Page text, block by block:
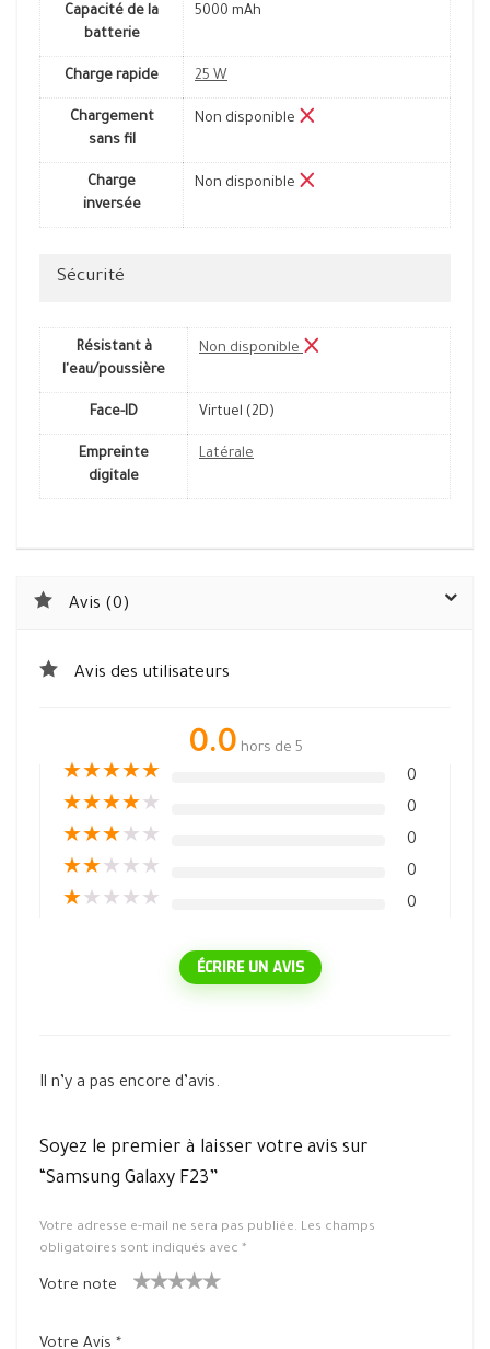
Capacité de la
batterie
5000 mAh
Charge rapide 25 W
Chargement
sans fil
Non disponible
Charge
inversée
Non disponible
Sécurité
Résistant à
l'eau/poussière
Non disponible
Face-ID Virtuel (2D)
Empreinte
digitale
Latérale
Avis (0)
Avis des utilisateurs
0.0 hors de 5
★★★★★ 0
★★★★★ 0
★★★★ ★ 0
★★★ ★ ★ 0
★★ ★ ★ ★ 0
ÉCRIRE UN AVIS
Il n’y a pas encore d’avis.
Soyez le premier à laisser votre avis sur
“Samsung Galaxy F23”
Votre adresse e-mail ne sera pas publiée. Les champs
obligatoires sont indiqués avec *
Votre note
Votre Avis *